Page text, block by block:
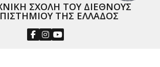
ΣΧΟΛΗ ΤΟΥ ΔΙΕΘΝΟΥΣ
ΤΗΣ ΕΛΛΑΔΟΣ